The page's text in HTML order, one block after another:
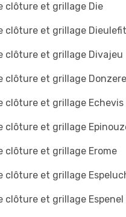
clôture et grillage Die
clôture et grillage Dieulefit
clôture et grillage Divajeu
clôture et grillage Donzere
clôture et grillage Echevis
clôture et grillage
clôture et grillage Erome
clôture et grillage
clôture et grillage Espenel